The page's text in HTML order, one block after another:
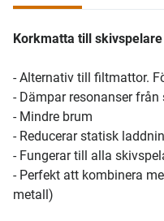
Korkmatta till skivspelare
- Alternativ till filtmattor.
- Dämpar resonanser
- Mindre brum
- Reducerar statisk
- Fungerar till alla
- Perfekt att kombinera
metall)